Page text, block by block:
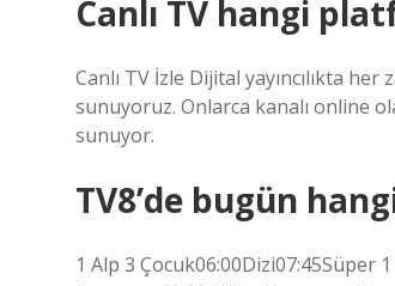
Canlı TV hangi
Canlı TV İzle Dijital yayıncılıkta
sunuyoruz. Onlarca kanalı online
sunuyor.
TV8’de bugün
1 Alp 3 Çocuk06:00Dizi07:45Süper